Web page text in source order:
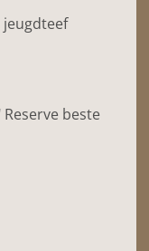
jeugdteef
beste